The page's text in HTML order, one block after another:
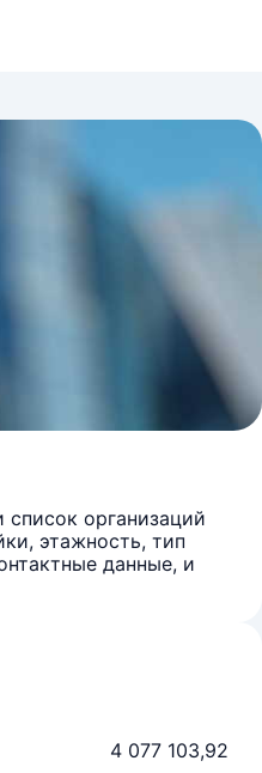
организаций
этажность, тип
данные, и
4 077 103,92